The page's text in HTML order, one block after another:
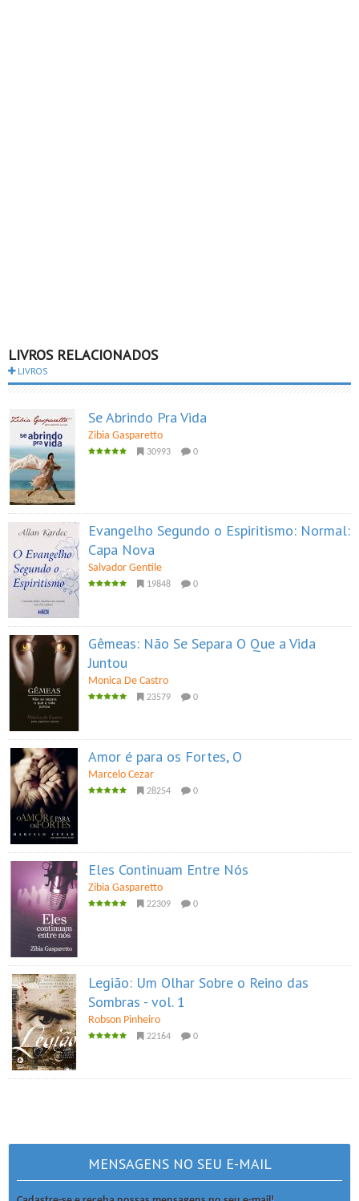
LIVROS RELACIONADOS
LIVROS
Se Abrindo Pra Vida
Zibia Gasparetto
30993 0
Evangelho Segundo o Espiritismo: Normal:
Capa Nova
Salvador Gentile
19848 0
Gêmeas: Não Se Separa O Que a Vida
Juntou
Monica De Castro
23579 0
Amor é para os Fortes, O
Marcelo Cezar
28254 0
Eles Continuam Entre Nós
Zibia Gasparetto
22309 0
Legião: Um Olhar Sobre o Reino das
Sombras - vol. 1
Robson Pinheiro
22164 0
MENSAGENS NO SEU E-MAIL